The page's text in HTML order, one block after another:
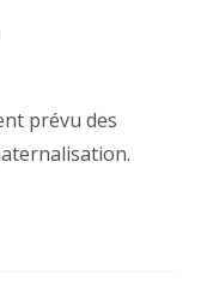
prévu des